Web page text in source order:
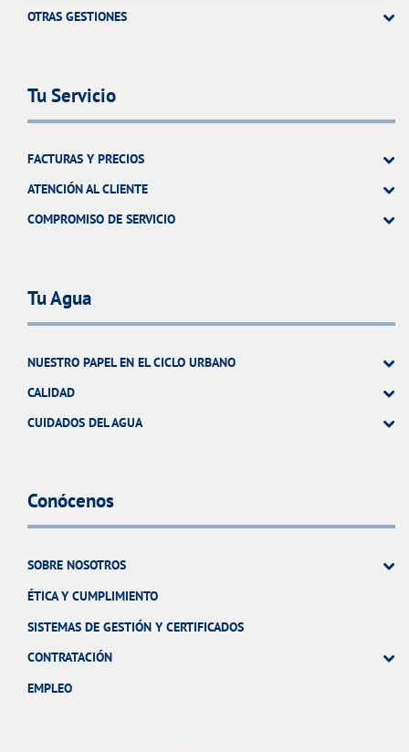
OTRAS GESTIONES
Tu Servicio
FACTURAS Y PRECIOS
ATENCIÓN AL CLIENTE
COMPROMISO DE SERVICIO
Tu Agua
NUESTRO PAPEL EN EL CICLO URBANO
CALIDAD
CUIDADOS DEL AGUA
Conócenos
SOBRE NOSOTROS
ÉTICA Y CUMPLIMIENTO
SISTEMAS DE GESTIÓN Y CERTIFICADOS
CONTRATACIÓN
EMPLEO